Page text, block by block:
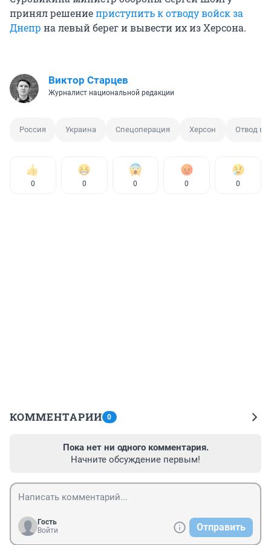
принял решениеприступить к отводу войск за
Днепр на левый берег и вывести их из Херсона.
Виктор Старцев
Журналист национальной редакции
Россия Украина Спецоперация Херсон Отвод
0 0 0 0 0
КОММЕНТАРИИ 0
Пока нет ни одного комментария.
Начните обсуждение первым!
Гость
Войти
Отправить